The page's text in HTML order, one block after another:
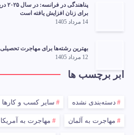
برای زنان افزایش یافته است
14 مرداد 1405
بهترین رشته‌ها برای مهاجرت
12 مرداد 1405
ابر برچسب ها
دسته‌بندی نشده سایر کسب و کارها
مهاجرت به آلمان مهاجرت به آمریکا